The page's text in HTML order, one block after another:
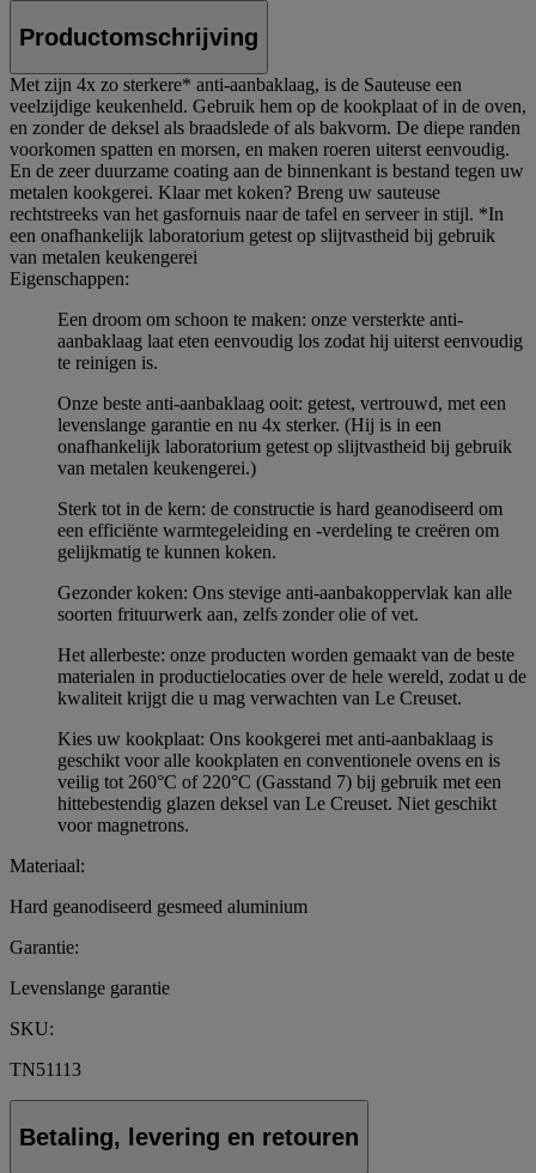
Productomschrijving
Met zijn 4x zo sterkere* anti-aanbaklaag, is de Sauteuse een
veelzijdige keukenheld. Gebruik hem op de kookplaat of in de oven,
en zonder de deksel als braadslede of als bakvorm. De diepe randen
voorkomen spatten en morsen, en maken roeren uiterst eenvoudig.
En de zeer duurzame coating aan de binnenkant is bestand tegen uw
metalen kookgerei. Klaar met koken? Breng uw sauteuse
rechtstreeks van het gasfornuis naar de tafel en serveer in stijl. *In
een onafhankelijk laboratorium getest op slijtvastheid bij gebruik
van metalen keukengerei
Eigenschappen:
Een droom om schoon te maken: onze versterkte anti-
aanbaklaag laat eten eenvoudig los zodat hij uiterst eenvoudig
te reinigen is.
Onze beste anti-aanbaklaag ooit: getest, vertrouwd, met een
levenslange garantie en nu 4x sterker. (Hij is in een
onafhankelijk laboratorium getest op slijtvastheid bij gebruik
van metalen keukengerei.)
Sterk tot in de kern: de constructie is hard geanodiseerd om
een efficiënte warmtegeleiding en -verdeling te creëren om
gelijkmatig te kunnen koken.
Gezonder koken: Ons stevige anti-aanbakoppervlak kan alle
soorten frituurwerk aan, zelfs zonder olie of vet.
Het allerbeste: onze producten worden gemaakt van de beste
materialen in productielocaties over de hele wereld, zodat u de
kwaliteit krijgt die u mag verwachten van Le Creuset.
Kies uw kookplaat: Ons kookgerei met anti-aanbaklaag is
geschikt voor alle kookplaten en conventionele ovens en is
veilig tot 260°C of 220°C (Gasstand 7) bij gebruik met een
hittebestendig glazen deksel van Le Creuset. Niet geschikt
voor magnetrons.
Materiaal:
Hard geanodiseerd gesmeed aluminium
Garantie:
Levenslange garantie
SKU:
TN51113
Betaling, levering en retouren